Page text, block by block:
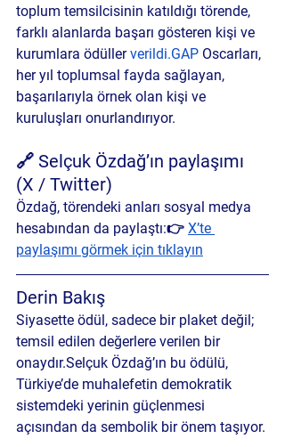
toplum temsilcisinin katıldığı törende,
farklı alanlarda başarı gösteren kişi ve
kurumlara ödüller verildi.GAP Oscarları,
her yıl toplumsal fayda sağlayan,
başarılarıyla örnek olan kişi ve
kuruluşları onurlandırıyor.
🔗 Selçuk Özdağ’ın paylaşımı
(X / Twitter)
Özdağ, törendeki anları sosyal medya
hesabından da paylaştı:👉 X’te
paylaşımı görmek için tıklayın
Derin Bakış
Siyasette ödül, sadece bir plaket değil;
temsil edilen değerlere verilen bir
onaydır.Selçuk Özdağ’ın bu ödülü,
Türkiye’de muhalefetin demokratik
sistemdeki yerinin güçlenmesi
açısından da sembolik bir önem taşıyor.